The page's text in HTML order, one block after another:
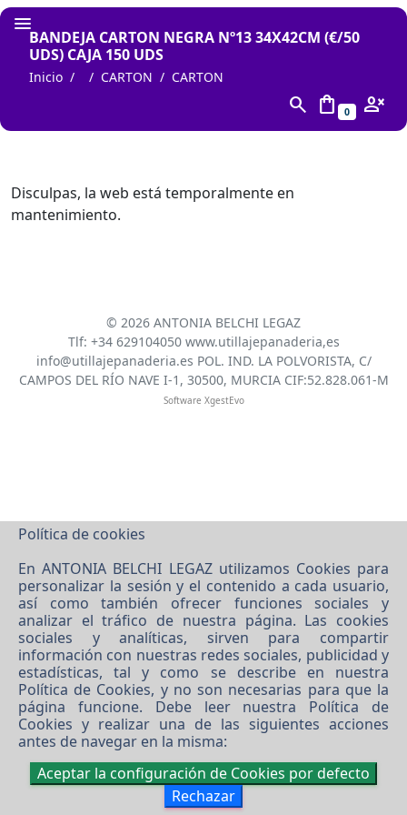
BANDEJA CARTON NEGRA Nº13 34X42CM (€/50
UDS) CAJA 150 UDS
Inicio CARTON CARTON
search shopping_bag 0 person_cancel
Disculpas, la web está temporalmente en
mantenimiento.
© 2026 ANTONIA BELCHI LEGAZ
Tlf: +34 629104050 www.utillajepanaderia,es
info@utillajepanaderia.es POL. IND. LA POLVORISTA, C/
CAMPOS DEL RÍO NAVE I-1, 30500, MURCIA CIF:52.828.061-M
Software XgestEvo
Política de cookies
En ANTONIA BELCHI LEGAZ utilizamos Cookies para
personalizar la sesión y el contenido a cada usuario,
así como también ofrecer funciones sociales y
analizar el tráfico de nuestra página. Las cookies
sociales y analíticas, sirven para compartir
información con nuestras redes sociales, publicidad y
estadísticas, tal y como se describe en nuestra
Política de Cookies, y no son necesarias para que la
página funcione. Debe leer nuestra Política de
Cookies y realizar una de las siguientes acciones
antes de navegar en la misma:
Aceptar la configuración de Cookies por defecto
Rechazar